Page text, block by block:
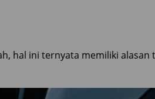
hal ini ternyata memiliki alasan